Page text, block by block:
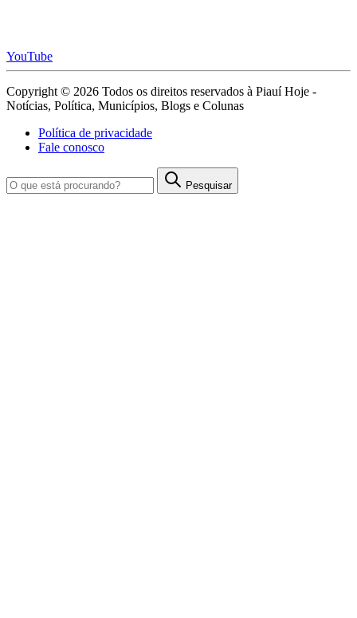
YouTube
Copyright © 2026 Todos os direitos reservados à Piauí Hoje -
Notícias, Política, Municípios, Blogs e Colunas
Política de privacidade
Fale conosco
Pesquisar